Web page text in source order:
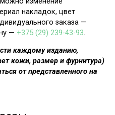
накладок, цвет
заказа —
— +375 (29) 239-43-93
каждому изданию,
кожи, размер и фурнитура)
от представленного на